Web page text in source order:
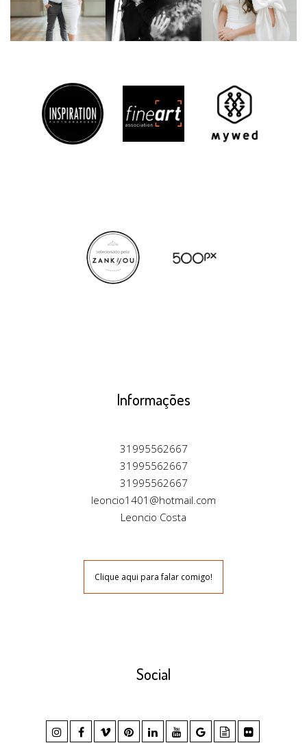
Informações
31995562667
31995562667
31995562667
leoncio1401@hotmail.com
Leoncio Costa
Clique aqui para falar comigo!
Social